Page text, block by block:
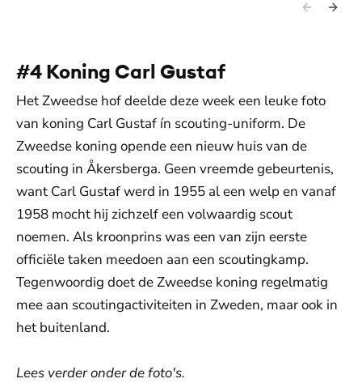
#4 Koning Carl Gustaf
Het Zweedse hof deelde deze week een leuke foto
van koning Carl Gustaf ín scouting-uniform. De
Zweedse koning opende een nieuw huis van de
scouting in Åkersberga. Geen vreemde gebeurtenis,
want Carl Gustaf werd in 1955 al een welp en vanaf
1958 mocht hij zichzelf een volwaardig scout
noemen. Als kroonprins was een van zijn eerste
officiële taken meedoen aan een scoutingkamp.
Tegenwoordig doet de Zweedse koning regelmatig
mee aan scoutingactiviteiten in Zweden, maar ook in
het buitenland.
Lees verder onder de foto's.